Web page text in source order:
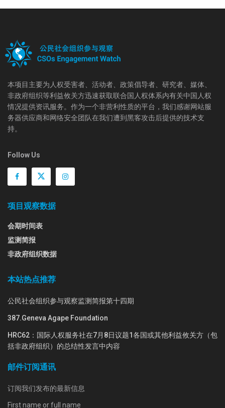
本项目主要为人权受害者、活动者、政策倡导者、研究者、媒体、
非政府组织等利益攸关方迅速获取联合国人权体系内有关中国人权
情况提供资讯服务。作为一个非营利性质的平台，我们感谢网站服
务器供应商和网络安全团队在我们遭到黑客攻击后提供的技术支
持。
Follow Us
项目观察数据
会期时间表
监测简报
非政府组织数据
本站热点推荐
公民社会组织参与观察监测简报第十四期
387.Geneva Agape Foundation
HRC62：国际人权服务社在7月8日议题1各国或其他利益攸关方（包
括非政府组织）的总结性发言中内容
邮件订阅通讯
订阅我们发布的最新信息
First name or full name